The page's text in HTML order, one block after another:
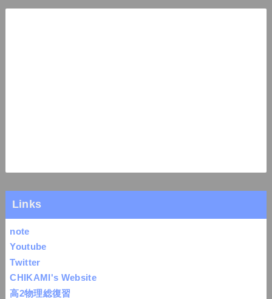
Links
note
Youtube
Twitter
CHIKAMI's Website
高2物理総復習